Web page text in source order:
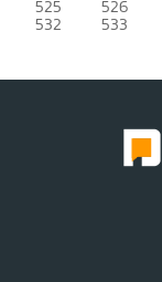
525 526
532 533